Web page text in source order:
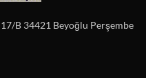
B 34421 Beyoğlu Perşembe